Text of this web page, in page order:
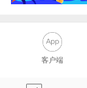
客户端